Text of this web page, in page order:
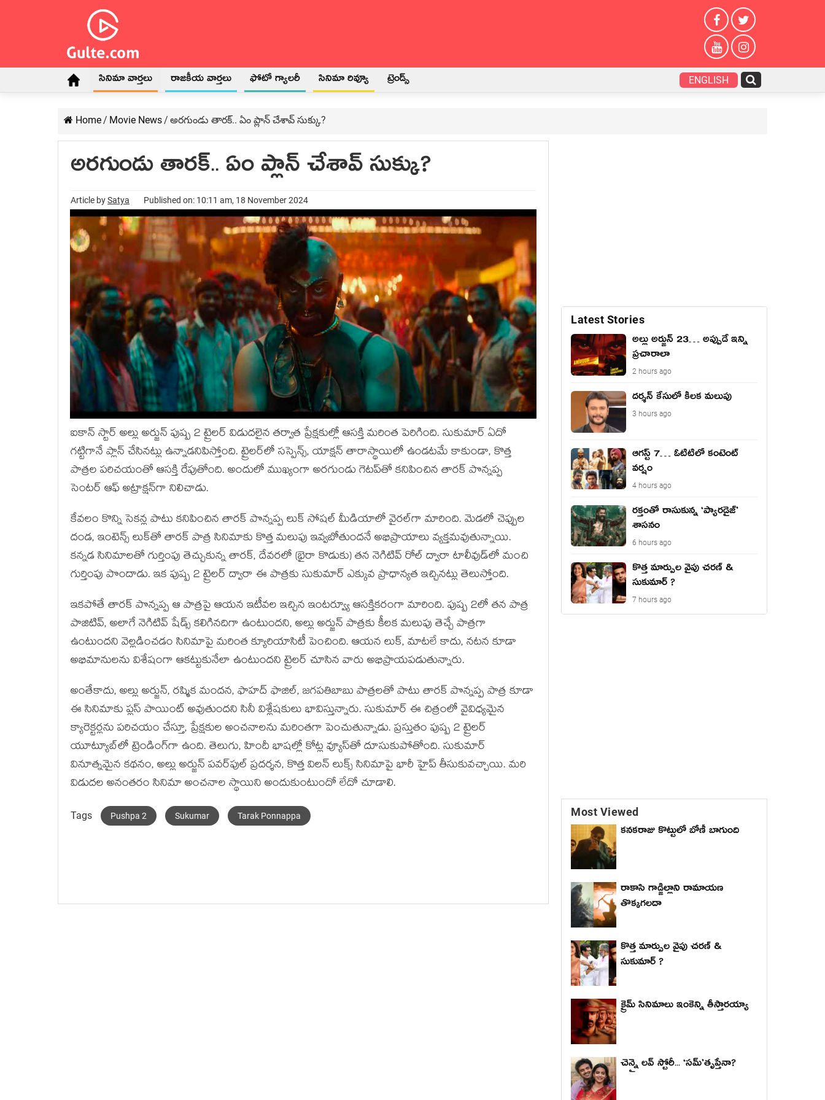
సినిమా వార్తలు రాజకీయ వార్తలు ఫోటో గ్యాలరీ సినిమా రివ్యూ ట్రెండ్స్ ENGLISH
Home/ Movie News/ అరగుండు తారక్.. ఏం ప్లాన్ చేశావ్ సుక్కు?
అరగుండు తారక్.. ఏం ప్లాన్ చేశావ్ సుక్కు?
Article bySatya Published on: 10:11 am, 18 November 2024
ఐకాన్ స్టార్ అల్లు అర్జున్ పుష్ప 2 ట్రైలర్ విడుదలైన తర్వాత ప్రేక్షకుల్లో ఆసక్తి మరింత పెరిగింది. సుకుమార్ ఏదో
గట్టిగానే ప్లాన్ చేసినట్లు ఉన్నాడనిపిస్తోంది. ట్రైలర్‌లో సస్పెన్స్‌, యాక్షన్‌ తారాస్థాయిలో ఉండటమే కాకుండా, కొత్త
పాత్రల పరిచయంతో ఆసక్తి రేపుతోంది. అందులో ముఖ్యంగా అరగుండు గెటప్‌తో కనిపించిన తారక్ పొన్నప్ప
సెంటర్ ఆఫ్ అట్రాక్షన్‌గా నిలిచాడు.
కేవలం కొన్ని సెకన్ల పాటు కనిపించిన తారక్ పొన్నప్ప లుక్ సోషల్ మీడియాలో వైరల్‌గా మారింది. మెడలో చెప్పుల
దండ, ఇంటెన్స్ లుక్‌తో తారక్ పాత్ర సినిమాకు కొత్త మలుపు ఇవ్వబోతుందనే అభిప్రాయాలు వ్యక్తమవుతున్నాయి.
కన్నడ సినిమాలతో గుర్తింపు తెచ్చుకున్న తారక్, దేవరలో (భైరా కొడుకు) తన నెగిటివ్ రోల్ ద్వారా టాలీవుడ్‌లో మంచి
గుర్తింపు పొందాడు. ఇక పుష్ప 2 ట్రైలర్ ద్వారా ఈ పాత్రకు సుకుమార్ ఎక్కువ ప్రాధాన్యత ఇచ్చినట్లు తెలుస్తోంది.
ఇకపోతే తారక్ పొన్నప్ప ఆ పాత్రపై ఆయన ఇటీవల ఇచ్చిన ఇంటర్వ్యూ ఆసక్తికరంగా మారింది. పుష్ప 2లో తన పాత్ర
పాజిటివ్, అలాగే నెగిటివ్ షేడ్స్ కలిగినదిగా ఉంటుందని, అల్లు అర్జున్ పాత్రకు కీలక మలుపు తెచ్చే పాత్రగా
ఉంటుందని వెల్లడించడం సినిమాపై మరింత క్యూరియాసిటీ పెంచింది. ఆయన లుక్, మాటలే కాదు, నటన కూడా
అభిమానులను విశేషంగా ఆకట్టుకునేలా ఉంటుందని ట్రైలర్ చూసిన వారు అభిప్రాయపడుతున్నారు.
అంతేకాదు, అల్లు అర్జున్, రష్మిక మందన, ఫాహద్ ఫాజిల్, జగపతిబాబు పాత్రలతో పాటు తారక్ పొన్నప్ప పాత్ర కూడా
ఈ సినిమాకు ప్లస్ పాయింట్ అవుతుందని సినీ విశ్లేషకులు భావిస్తున్నారు. సుకుమార్ ఈ చిత్రంలో వైవిధ్యమైన
క్యారెక్టర్లను పరిచయం చేస్తూ, ప్రేక్షకుల అంచనాలను మరింతగా పెంచుతున్నాడు. ప్రస్తుతం పుష్ప 2 ట్రైలర్
యూట్యూబ్‌లో ట్రెండింగ్‌గా ఉంది. తెలుగు, హిందీ భాషల్లో కోట్ల వ్యూస్‌తో దూసుకుపోతోంది. సుకుమార్
వినూత్నమైన కథనం, అల్లు అర్జున్ పవర్‌పుల్ ప్రదర్శన, కొత్త విలన్ లుక్స్ సినిమాపై భారీ హైప్ తీసుకువచ్చాయి. మరి
విడుదల అనంతరం సినిమా అంచనాల స్థాయిని అందుకుంటుందో లేదో చూడాలి.
Tags Pushpa 2 Sukumar Tarak Ponnappa
Latest Stories
అల్లు అర్జున్ 23… అప్పుడే ఇన్ని
ప్రచారాలా
2 hours ago
దర్శన్ కేసులో కీలక మలుపు
3 hours ago
ఆగస్ట్ 7… ఓటిటిలో కంటెంట్
వర్షం
4 hours ago
రక్తంతో రాసుకున్న ‘ప్యారడైజ్’
శాసనం
6 hours ago
కొత్త మార్పుల వైపు చరణ్ &
సుకుమార్ ?
7 hours ago
Most Viewed
కనకరాజు కొట్టులో బోణీ బాగుంది
రాకాసి గాడ్జిల్లాని రామాయణ
తొక్కగలదా
కొత్త మార్పుల వైపు చరణ్ &
సుకుమార్ ?
క్రైమ్ సినిమాలు ఇంకెన్ని తీస్తారయ్యా
చెన్నై లవ్ స్టోరీ... ‘సమ్’తృప్తేనా?